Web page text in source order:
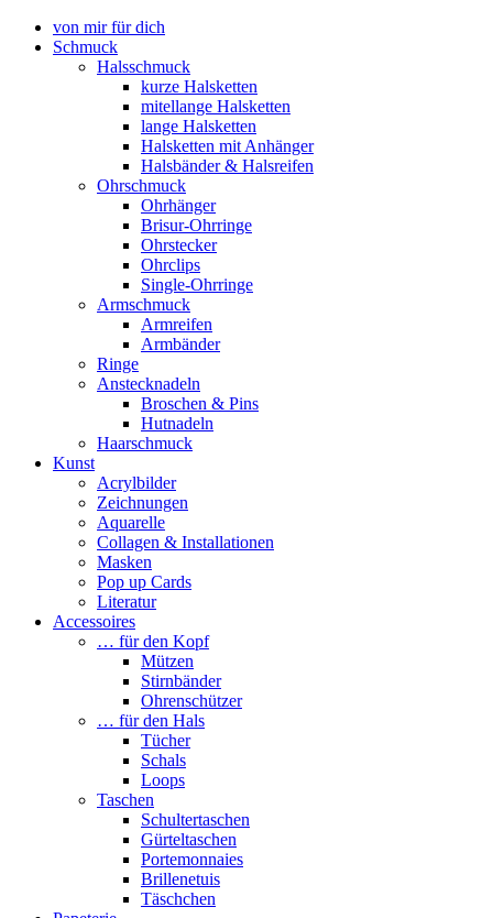
von mir für dich
Schmuck
Halsschmuck
kurze Halsketten
mitellange Halsketten
lange Halsketten
Halsketten mit Anhänger
Halsbänder & Halsreifen
Ohrschmuck
Ohrhänger
Brisur-Ohrringe
Ohrstecker
Ohrclips
Single-Ohrringe
Armschmuck
Armreifen
Armbänder
Ringe
Anstecknadeln
Broschen & Pins
Hutnadeln
Haarschmuck
Kunst
Acrylbilder
Zeichnungen
Aquarelle
Collagen & Installationen
Masken
Pop up Cards
Literatur
Accessoires
… für den Kopf
Mützen
Stirnbänder
Ohrenschützer
… für den Hals
Tücher
Schals
Loops
Taschen
Schultertaschen
Gürteltaschen
Portemonnaies
Brillenetuis
Täschchen